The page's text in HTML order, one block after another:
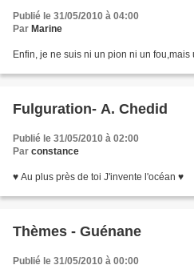
Publié le 31/05/2010 à 04:00
Par Marine
Enfin, je ne suis ni un pion ni un fou,mais
Fulguration- A. Chedid
Publié le 31/05/2010 à 02:00
Par constance
♥ Au plus près de toi J'invente l'océan ♥
Thèmes - Guénane
Publié le 31/05/2010 à 00:00